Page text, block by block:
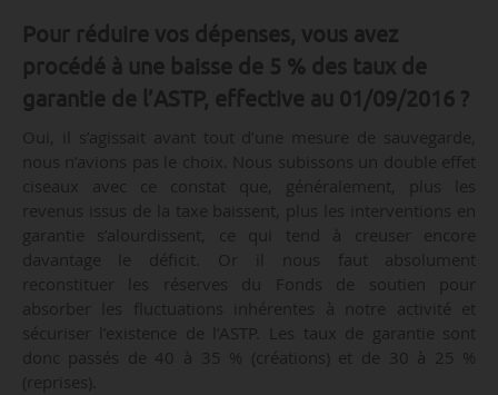
Pour réduire vos dépenses, vous avez
procédé à une baisse de 5 % des taux de
garantie de l’ASTP, effective au 01/09/2016 ?
Oui, il s’agissait avant tout d’une mesure de sauvegarde,
nous n’avions pas le choix. Nous subissons un double effet
ciseaux avec ce constat que, généralement, plus les
revenus issus de la taxe baissent, plus les interventions en
garantie s’alourdissent, ce qui tend à creuser encore
davantage le déficit. Or il nous faut absolument
reconstituer les réserves du Fonds de soutien pour
absorber les fluctuations inhérentes à notre activité et
sécuriser l’existence de l’ASTP. Les taux de garantie sont
donc passés de 40 à 35 % (créations) et de 30 à 25 %
(reprises).